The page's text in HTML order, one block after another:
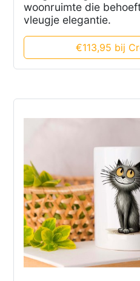
woonruimte die
vleugje elegantie.
€113,95 bij